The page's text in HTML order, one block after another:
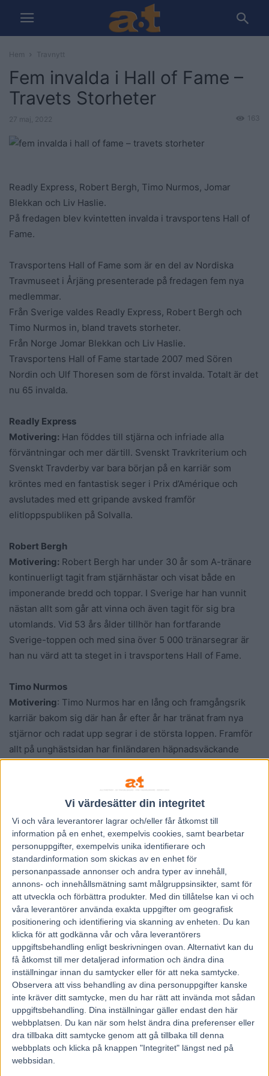
Vi värdesätter din integritet
Vi och våra leverantorer lagrar och/eller får åtkomst till
information på en enhet, exempelvis cookies, samt bearbetar
personuppgifter, exempelvis unika identifierare och
standardinformation som skickas av en enhet för
personanpassade annonser och andra typer av innehåll,
annons- och innehållsmätning samt målgruppsinsikter, samt för
att utveckla och förbättra produkter. Med din tillåtelse kan vi och
våra leverantörer använda exakta uppgifter om geografisk
positionering och identifiering via skanning av enheten. Du kan
klicka för att godkänna vår och våra leverantörers
uppgiftsbehandling enligt beskrivningen ovan. Alternativt kan du
få åtkomst till mer detaljerad information och ändra dina
inställningar innan du samtycker eller för att neka samtycke.
Observera att viss behandling av dina personuppgifter kanske
inte kräver ditt samtycke, men du har rätt att invända mot sådan
uppgiftsbehandling. Dina inställningar gäller endast den här
webbplatsen. Du kan när som helst ändra dina preferenser eller
dra tillbaka ditt samtycke genom att gå tillbaka till denna
webbplats och klicka på knappen "Integritet" längst ned på
webbsidan.
Hem Travnytt
Fem invalda i Hall of Fame –
Travets Storheter
27 maj, 2022 163
Readly Express, Robert Bergh, Timo Nurmos, Jomar
Blekkan och Liv Haslie.
På fredagen blev kvintetten invalda i travsportens Hall of
Fame.
Travsportens Hall of Fame som är en del av Nordiska
Travmuseet i Årjäng presenterade på fredagen fem nya
medlemmar.
Från Sverige valdes Readly Express, Robert Bergh och
Timo Nurmos in, bland travets storheter.
Från Norge Jomar Blekkan och Liv Haslie.
Travsportens Hall of Fame startade 2007 med Sören
Nordin och Ulf Thoresen som de först invalda. Totalt är det
nu 65 invalda.
Readly Express
Motivering: Han föddes till stjärna och infriade alla
förväntningar och mer därtill. Svenskt Travkriterium och
Svenskt Travderby var bara början på en karriär som
kröntes med en fantastisk seger i Prix d’Amérique och
avslutades med ett gripande avsked framför
elitloppspubliken på Solvalla.
Robert Bergh
Motivering: Robert Bergh har under 30 år som A-tränare
kontinuerligt tagit fram stjärnhästar och visat både en
imponerande bredd och toppar. I Sverige har han vunnit
nästan allt som går att vinna och även tagit för sig bra
utomlands. Vid 53 års ålder tillhör han fortfarande
Sverige-toppen och med sina över 5 000 tränarsegrar är
han nu värd att ta steget in i travsportens Hall of Fame.
Timo Nurmos
Motivering: Timo Nurmos har en lång och framgångsrik
karriär bakom sig där han år efter år har tränat fram nya
stjärnor och radat upp segrar i de största loppen. Framför
allt på unghästsidan har finländaren häpnadsväckande
derbyn. Nurmos hästar kännetecknas av att ständigt ha en
av en noggrannhet och målmedvetenhet som har gjort
honom till en av de främsta tränarna genom tiderna. Timos
nyfikenhet och ständiga förmåga att vilja fortsätta att
utvecklas har gjort att han har varit fast förankrad i den
absoluta toppen i ett par decennier.
Jomar Blekkan
Motivering:Jomar Blekkan har i tre tiår vært den suverene
eneren i midtnorsk travsport. Det har gitt over 4 550 seire,
fjerde mest i Norge. Blant dem hele ti Derby- og åtte
Kriterieseire i Norge og Sverige. Han har vunnet 42
banechampionat, tatt fire NM og to landschampionat, og i
en alder av 68 er han like seierssugen som for 30 år siden!
Nå får han sin rettmessige plass i Hall of Fame, travets
storheter.
Liv Haslie